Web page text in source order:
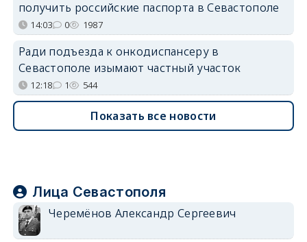
получить российские паспорта в Севастополе
14:03 0 1987
Ради подъезда к онкодиспансеру в
Севастополе изымают частный участок
12:18 1 544
Показать все новости
Лица Севастополя
Черемёнов Александр Сергеевич